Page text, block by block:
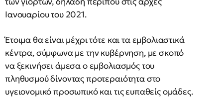
Ιανουαρίου του 2021.
Έτοιμα θα είναι μέχρι τότε και τα εμβολιαστικά
κέντρα, σύμφωνα με την κυβέρνηση, με σκοπό
να ξεκινήσει άμεσα ο εμβολιασμός του
πληθυσμού δίνοντας προτεραιότητα στο
υγειονομικό προσωπικό και τις ευπαθείς ομάδες.